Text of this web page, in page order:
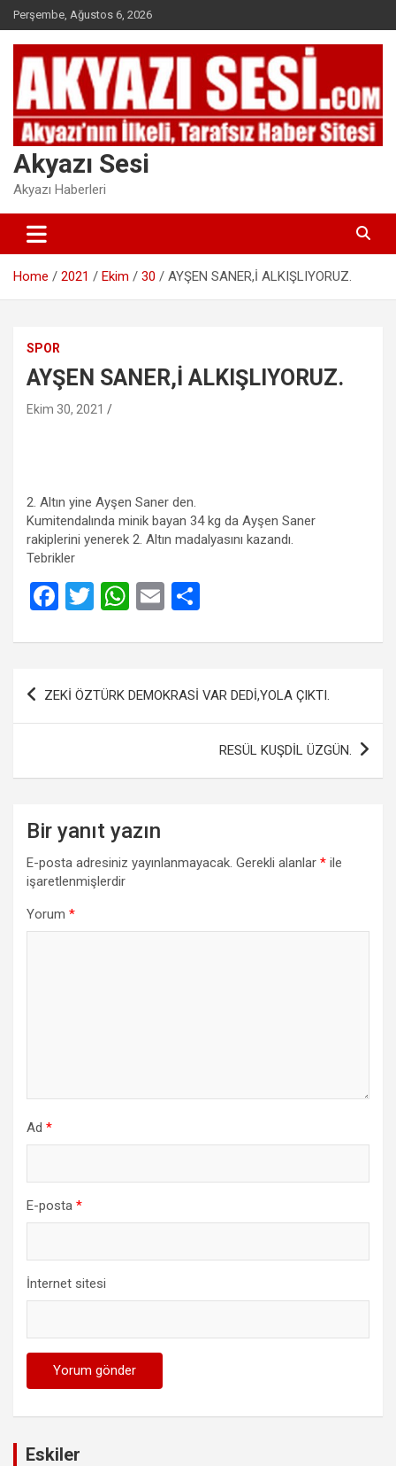
Skip
to
content
Perşembe, Ağustos 6, 2026
Akyazı Sesi
Akyazı Haberleri
Home 2021 Ekim 30 AYŞEN SANER,İ ALKIŞLIYORUZ.
SPOR
AYŞEN SANER,İ ALKIŞLIYORUZ.
Ekim 30, 2021
2. Altın yine Ayşen Saner den.
Kumitendalında minik bayan 34 kg da Ayşen Saner
rakiplerini yenerek 2. Altın madalyasını kazandı.
Tebrikler
F
ce
b
o
T
tt
er
W
at
s
A
E
ail ar
e
Yazı
ZEKİ ÖZTÜRK DEMOKRASİ VAR DEDİ,YOLA ÇIKTI.
RESÜL KUŞDİL ÜZGÜN.
Bir yanıt yazın
E-posta adresiniz yayınlanmayacak. Gerekli alanlar * ile
işaretlenmişlerdir
Yorum *
Ad *
E-posta *
İnternet sitesi
Eskiler